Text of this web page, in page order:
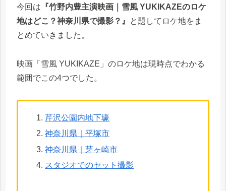
今回は 『竹野内豊主演映画｜雪風 YUKIKAZEのロケ
地はどこ？神奈川県で撮影？ 』
と題してロケ地をま
とめていきました。
映画「雪風 YUKIKAZE」のロケ地は現時点でわかる
範囲でこの4つでした。
芹沢公園内地下壕
神奈川県｜平塚市
神奈川県｜芽ヶ崎市
スタジオでのセット撮影